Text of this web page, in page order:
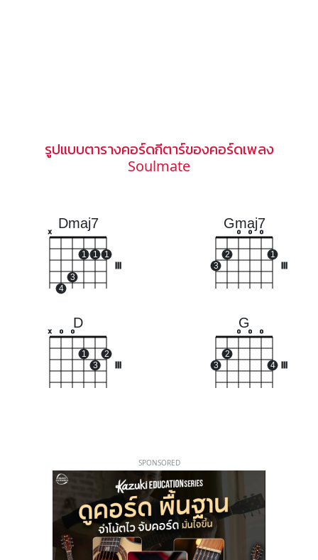
รูปแบบตารางคอร์ดกีตาร์ของคอร์ดเพลง
Soulmate
Dmaj7
x
4
3
1 1 1
Gmaj7
3
2
o o o
1
D
x o o
1
3
2
G
3
2
o o o
4
SPONSORED